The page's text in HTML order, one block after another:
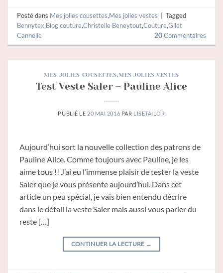
Posté dans Mes jolies cousettes,Mes jolies vestes
Tagged
Bennytex,Blog couture,Christelle Beneytout,Couture,Gilet
Cannelle
20Commentaires
MES JOLIES COUSETTES,MES JOLIES VESTES
Test Veste Saler – Pauline Alice
PUBLIÉ LE 20 MAI 2016 PAR LISETAILOR
Aujourd’hui sort la nouvelle collection des patrons de
Pauline Alice. Comme toujours avec Pauline, je les
aime tous !! J’ai eu l’immense plaisir de tester la veste
Saler que je vous présente aujourd’hui. Dans cet
article un peu spécial, je vais bien entendu décrire
dans le détail la veste Saler mais aussi vous parler du
reste […]
CONTINUER LA LECTURE →